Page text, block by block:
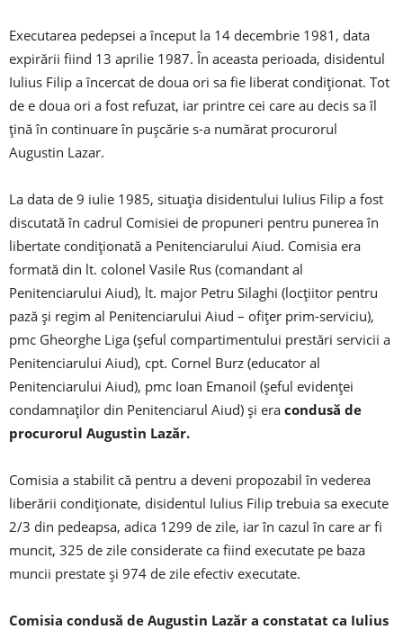
Executarea pedepsei a început la 14 decembrie 1981, data
expirării fiind 13 aprilie 1987. În aceasta perioada, disidentul
Iulius Filip a încercat de doua ori sa fie liberat condiționat. Tot
de e doua ori a fost refuzat, iar printre cei care au decis sa îl
țină în continuare în pușcărie s-a numărat procurorul
Augustin Lazar.
La data de 9 iulie 1985, situația disidentului Iulius Filip a fost
discutată în cadrul Comisiei de propuneri pentru punerea în
libertate condiționată a Penitenciarului Aiud. Comisia era
formată din lt. colonel Vasile Rus (comandant al
Penitenciarului Aiud), lt. major Petru Silaghi (locțiitor pentru
pază și regim al Penitenciarului Aiud – ofițer prim-serviciu),
pmc Gheorghe Liga (șeful compartimentului prestări servicii a
Penitenciarului Aiud), cpt. Cornel Burz (educator al
Penitenciarului Aiud), pmc Ioan Emanoil (șeful evidenței
condamnaților din Penitenciarul Aiud) și era condusă de
procurorul Augustin Lazăr.
Comisia a stabilit că pentru a deveni propozabil în vederea
liberării condiționate, disidentul Iulius Filip trebuia sa execute
2/3 din pedeapsa, adica 1299 de zile, iar în cazul în care ar fi
muncit, 325 de zile considerate ca fiind executate pe baza
muncii prestate și 974 de zile efectiv executate.
Comisia condusă de Augustin Lazăr a constatat ca Iulius